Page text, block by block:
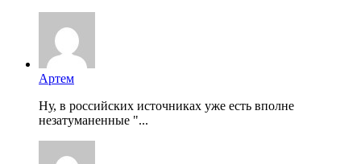
Артем
Ну, в российских источниках уже есть вполне
незатуманенные "...